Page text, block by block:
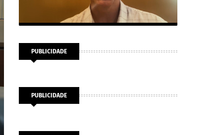
PUBLICIDADE
PUBLICIDADE